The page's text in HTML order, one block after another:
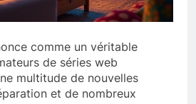
comme un véritable
de séries web
multitude de nouvelles
et de nombreux